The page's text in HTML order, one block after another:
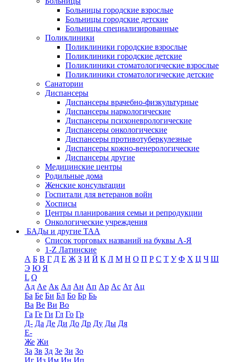
Больницы городские взрослые
Больницы городские детские
Больницы специализированные
Поликлиники
Поликлиники городские взрослые
Поликлиники городские детские
Поликлиники стоматологические взрослые
Поликлиники стоматологические детские
Санатории
Диспансеры
Диспансеры врачебно-физкультурные
Диспансеры наркологические
Диспансеры психоневрологические
Диспансеры онкологические
Диспансеры противотуберкулезные
Диспансеры кожно-венерологические
Диспансеры другие
Медицинские центры
Родильные дома
Женские консультации
Госпитали для ветеранов войн
Хосписы
Центры планирования семьи и репродукции
Онкологические учреждения
БАДы и другие ТАА
Список торговых названий на буквы А-Я
1-Z Латинские
А Б В Г Д Е Ж З И Й К Л М Н О П Р С Т У Ф Х Ц Ч Ш
Э Ю Я
L Q
Ад Ае Ак Ал Ан Ап Ар Ас Ат Ац
Ба Бе Би Бл Бо Бр Бь
Ва Ве Ви Во
Га Ге Ги Гл Го Гр
Д- Да Де Ди До Др Ду Ды Дя
Е-
Же Жи
За Зв Зд Зе Зи Зо
Иг Из Им Ин Ип